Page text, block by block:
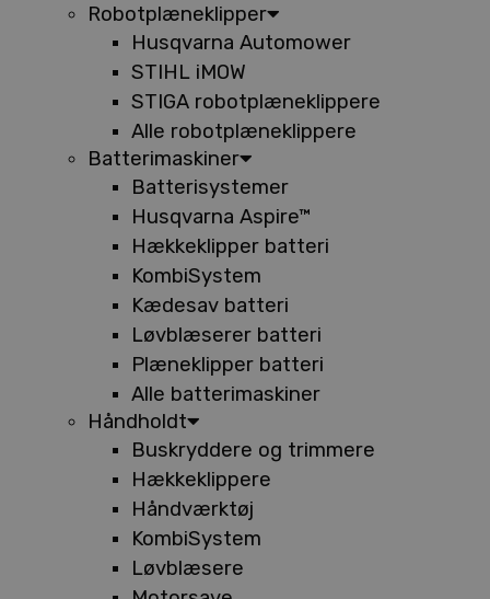
Robotplæneklipper
Husqvarna Automower
STIHL iMOW
STIGA robotplæneklippere
Alle robotplæneklippere
Batterimaskiner
Batterisystemer
Husqvarna Aspire™
Hækkeklipper batteri
KombiSystem
Kædesav batteri
Løvblæserer batteri
Plæneklipper batteri
Alle batterimaskiner
Håndholdt
Buskryddere og trimmere
Hækkeklippere
Håndværktøj
KombiSystem
Løvblæsere